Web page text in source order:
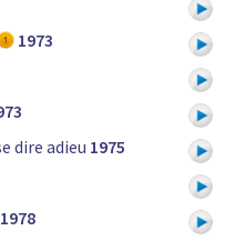
1973
dire adieu 1975
1978